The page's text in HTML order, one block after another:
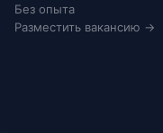
Без опыта
Разместить вакансию →